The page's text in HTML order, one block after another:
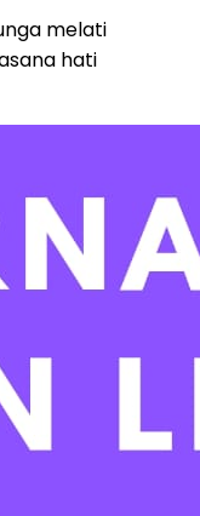
melati
hati